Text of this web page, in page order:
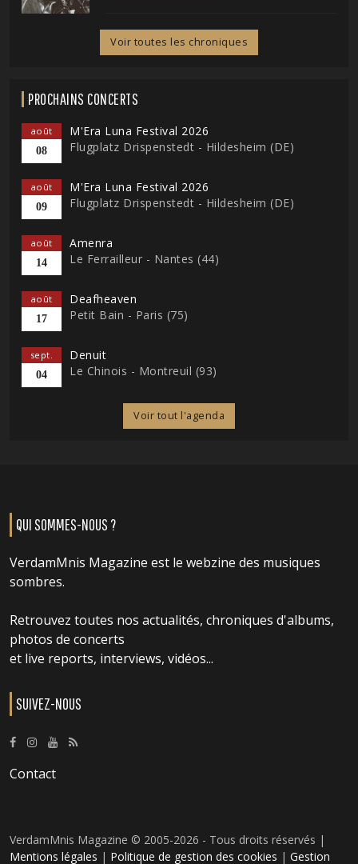
Voir toutes les chroniques
PROCHAINS CONCERTS
août
08
M'Era Luna Festival 2026
Flugplatz Drispenstedt - Hildesheim (DE)
août
09
M'Era Luna Festival 2026
Flugplatz Drispenstedt - Hildesheim (DE)
août
14
Amenra
Le Ferrailleur - Nantes (44)
août
17
Deafheaven
Petit Bain - Paris (75)
sept.
04
Denuit
Le Chinois - Montreuil (93)
Voir tout l'agenda
QUI SOMMES-NOUS ?
VerdamMnis Magazine est le webzine des musiques
sombres.
Retrouvez toutes nos actualités, chroniques d'albums,
photos de concerts
et live reports, interviews, vidéos...
SUIVEZ-NOUS
Contact
VerdamMnis Magazine © 2005-2026 - Tous droits réservés |
Mentions légales | Politique de gestion des cookies | Gestion